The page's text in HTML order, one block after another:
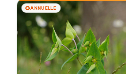
🌻ANNUELLE